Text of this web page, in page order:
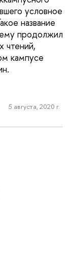
условное
название
продолжил
чтений,
кампусе
5 августа, 2020 г.